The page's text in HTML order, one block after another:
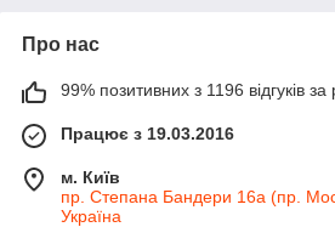
Про нас
99% позитивних з 1196 відгуків за
Працює з 19.03.2016
м. Київ
пр. Степана Бандери 16а (пр.
Україна